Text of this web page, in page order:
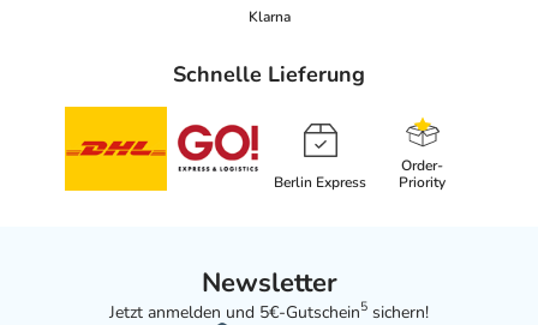
Klarna
Schnelle Lieferung
Berlin Express
Order-
Priority
Newsletter
Jetzt anmelden und 5€-Gutschein5 sichern!